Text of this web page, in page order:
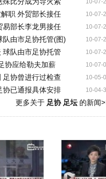
10-07-
10-07-
职 外贸部长接任
10-07-
易部长李龙男接任
10-07-
队由市足协托管(图)
10-07-
球队由市足协托管
10-07-
协应给勒夫加薪
10-05-
足协曾进行过检查
10-04-
协已通报具体安排
更多关于 足协 足坛的新闻